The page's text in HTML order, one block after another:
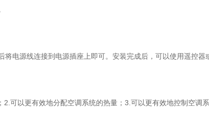
电源线连接到电源插座上即可。安装完成后，可以使用遥控器
可以更有效地分配空调系统的热量；3.可以更有效地控制空调